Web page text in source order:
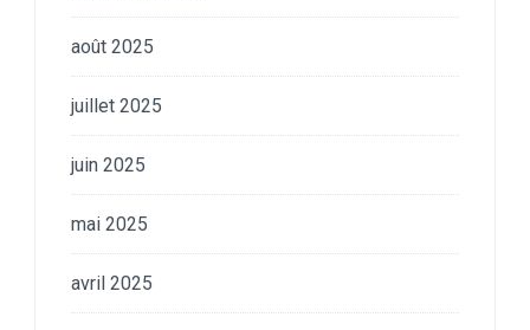
août 2025
juillet 2025
juin 2025
mai 2025
avril 2025